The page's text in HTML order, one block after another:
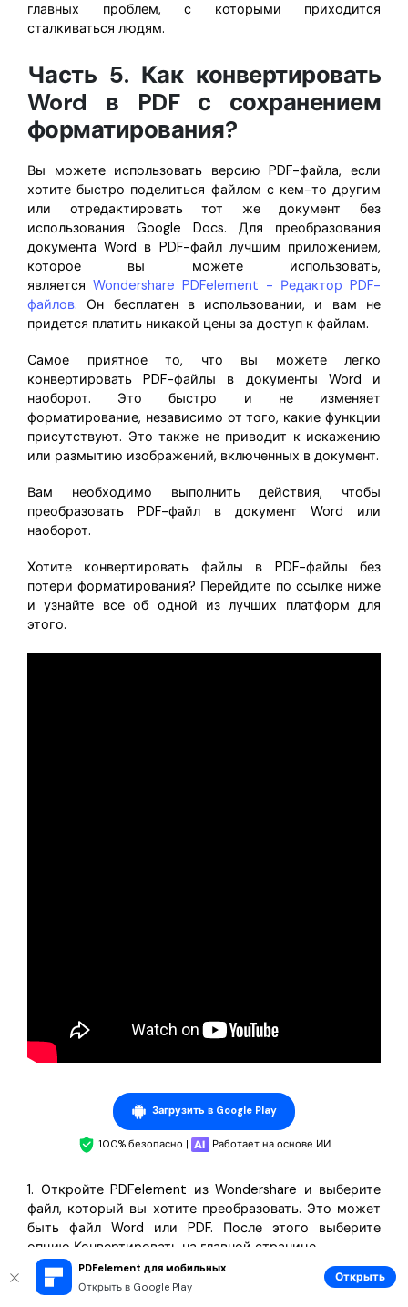
PDFelement для мобильных
Открыть в Google Play
Открыть
главных проблем, с которыми приходится
сталкиваться людям.
Часть 5. Как конвертировать
Word в PDF с сохранением
форматирования?
Вы можете использовать версию PDF-файла, если
хотите быстро поделиться файлом с кем-то другим
или отредактировать тот же документ без
использования Google Docs. Для преобразования
документа Word в PDF-файл лучшим приложением,
которое вы можете использовать,
является Wondershare PDFelement - Редактор PDF-
файлов. Он бесплатен в использовании, и вам не
придется платить никакой цены за доступ к файлам.
Самое приятное то, что вы можете легко
конвертировать PDF-файлы в документы Word и
наоборот. Это быстро и не изменяет
форматирование, независимо от того, какие функции
присутствуют. Это также не приводит к искажению
или размытию изображений, включенных в документ.
Вам необходимо выполнить действия, чтобы
преобразовать PDF-файл в документ Word или
наоборот.
Хотите конвертировать файлы в PDF-файлы без
потери форматирования? Перейдите по ссылке ниже
и узнайте все об одной из лучших платформ для
этого.
Загрузить в Google Play
100% безопасно | Работает на основе ИИ
1. Откройте PDFelement из Wondershare и выберите
файл, который вы хотите преобразовать. Это может
быть файл Word или PDF. После этого выберите
опцию Конвертировать на главной странице.